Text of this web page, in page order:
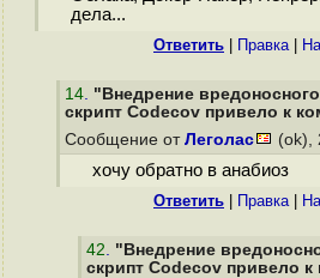
дела...
Ответить Правка|
14. "Внедрение
скрипт Codecov привело к
Сообщение от Леголас (ok),
хочу обратно в анабиоз
Ответить Правка|
42. "Внедрение
скрипт Codecov привело к